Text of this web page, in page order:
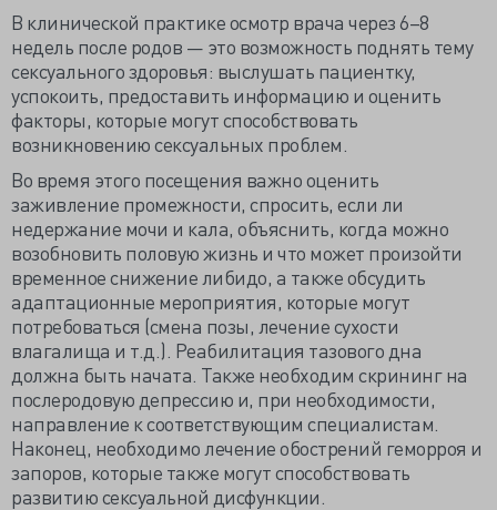
В клинической практике осмотр врача через 6–8
недель после родов — это возможность поднять тему
сексуального здоровья: выслушать пациентку,
успокоить, предоставить информацию и оценить
факторы, которые могут способствовать
возникновению сексуальных проблем.
Во время этого посещения важно оценить
заживление промежности, спросить, если ли
недержание мочи и кала, объяснить, когда можно
возобновить половую жизнь и что может произойти
временное снижение либидо, а также обсудить
адаптационные мероприятия, которые могут
потребоваться (смена позы, лечение сухости
влагалища и т.д.). Реабилитация тазового дна
должна быть начата. Также необходим скрининг на
послеродовую депрессию и, при необходимости,
направление к соответствующим специалистам.
Наконец, необходимо лечение обострений геморроя и
запоров, которые также могут способствовать
развитию сексуальной дисфункции.